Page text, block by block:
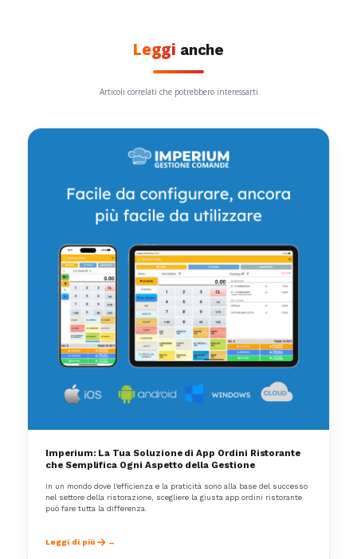
Leggi anche
Articoli correlati che potrebbero interessarti
Imperium: La Tua Soluzione di App Ordini Ristorante
che Semplifica Ogni Aspetto della Gestione
In un mondo dove l'efficienza e la praticità sono alla base del successo
nel settore della ristorazione, scegliere la giusta app ordini ristorante
può fare tutta la differenza.
Leggi di più